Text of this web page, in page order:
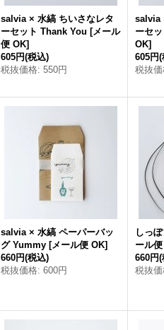
salvia × 水縞 ちいさなレタ
ーセット Thank You [メール
便 OK]
605円(税込)
税抜価格: 550円
salvia
ーセ
OK]
605円(
税抜
salvia × 水縞 ペーパーバッ
グ Yummy [メール便 OK]
660円(税込)
税抜価格: 600円
しっ
ール
660円(
税抜